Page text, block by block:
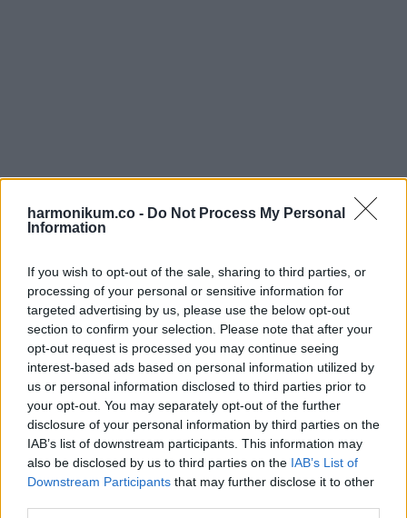
harmonikum.co - Do Not Process My Personal
Information
If you wish to opt-out of the sale, sharing to third parties, or
processing of your personal or sensitive information for
targeted advertising by us, please use the below opt-out
section to confirm your selection. Please note that after your
opt-out request is processed you may continue seeing
interest-based ads based on personal information utilized by
us or personal information disclosed to third parties prior to
your opt-out. You may separately opt-out of the further
disclosure of your personal information by third parties on the
IAB’s list of downstream participants. This information may
also be disclosed by us to third parties on the IAB’s List of
Downstream Participants that may further disclose it to other
twice
Oszd meg ezt a posztot: